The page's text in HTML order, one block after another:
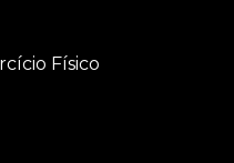
Físico